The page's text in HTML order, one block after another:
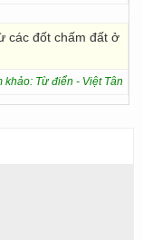
các đốt chấm đất ở
khảo: Từ điển - Việt Tân